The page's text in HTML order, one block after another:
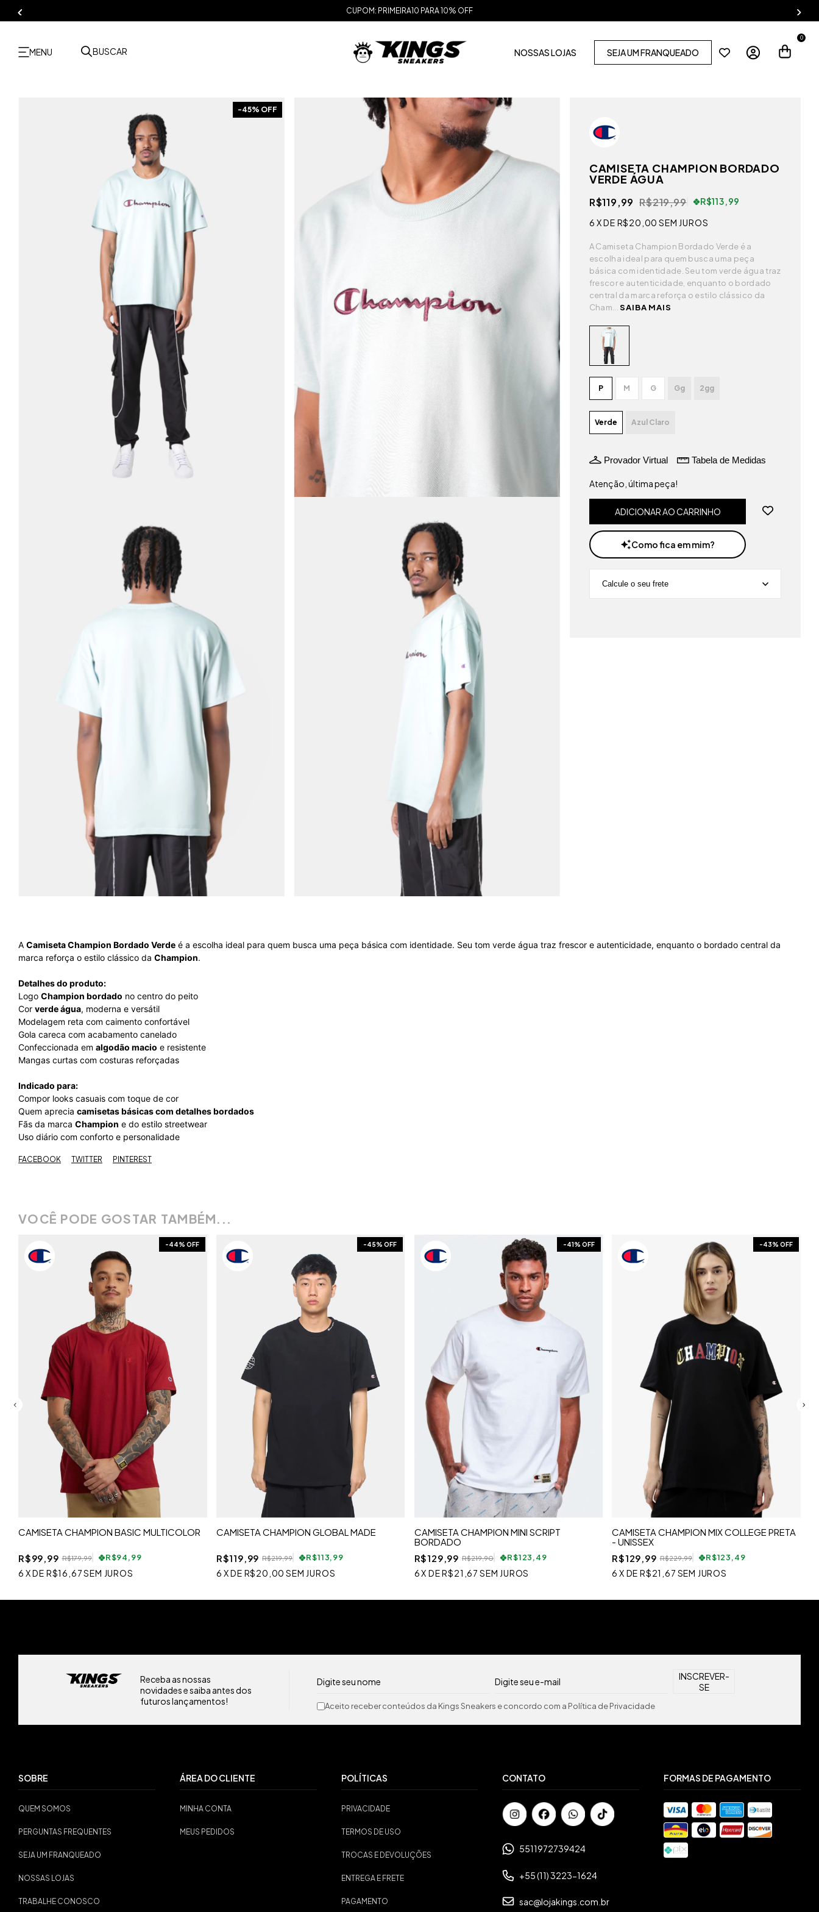
CUPOM: PRIMEIRA10 PARA 10% OFF
MENU BUSCAR NOSSAS LOJAS SEJA UM FRANQUEADO
0
-45% OFF
CAMISETA CHAMPION BORDADO
VERDE ÁGUA
R$119,99 R$219,99
R$113,99
6 X DE R$20,00 SEM JUROS
A Camiseta Champion Bordado Verde é a
escolha ideal para quem busca uma peça
básica com identidade. Seu tom verde água traz
frescor e autenticidade, enquanto o bordado
central da marca reforça o estilo clássico da
Cham...SAIBA MAIS
P M G Gg 2gg
Verde Azul Claro
Provador Virtual Tabela de Medidas
Atenção, última peça!
Como fica em mim?
Calcule o seu frete
A Camiseta Champion Bordado Verde é a escolha ideal para quem busca uma peça básica com identidade. Seu tom verde água traz frescor e autenticidade, enquanto o bordado central da
marca reforça o estilo clássico da Champion.
Detalhes do produto:
Logo Champion bordado no centro do peito
Cor verde água, moderna e versátil
Modelagem reta com caimento confortável
Gola careca com acabamento canelado
Confeccionada em algodão macio e resistente
Mangas curtas com costuras reforçadas
Indicado para:
Compor looks casuais com toque de cor
Quem aprecia camisetas básicas com detalhes bordados
Fãs da marca Champion e do estilo streetwear
Uso diário com conforto e personalidade
FACEBOOK TWITTER PINTEREST
VOCÊ PODE GOSTAR TAMBÉM...
-44% OFF
CAMISETA CHAMPION BASIC MULTICOLOR
R$99,99 R$179,99 R$94,99
6 XDE R$16,67SEM JUROS
-45% OFF
CAMISETA CHAMPION GLOBAL MADE
R$119,99 R$219,99 R$113,99
6 XDE R$20,00 SEM JUROS
-41 % OFF
CAMISETA CHAMPION MINI SCRIPT
BORDADO
R$129,99 R$219,90 R$123,49
6X DER$21,67 SEM JUROS
-43% OFF
CAMISETA CHAMPION MIX COLLEGE PRETA
- UNISSEX
R$129,99 R$229,99 R$123,49
6 X DER$21,67 SEM JUROS
Receba as nossas
novidades e saiba antes dos
futuros lançamentos!
Aceito receber conteúdos da Kings Sneakers e concordo com a Política de Privacidade
SOBRE
QUEM SOMOS
PERGUNTAS FREQUENTES
SEJA UM FRANQUEADO
NOSSAS LOJAS
TRABALHE CONOSCO
ÁREA DO CLIENTE
MINHA CONTA
MEUS PEDIDOS
POLÍTICAS
PRIVACIDADE
TERMOS DE USO
TROCAS E DEVOLUÇÕES
ENTREGA E FRETE
PAGAMENTO
CONTATO
5511972739424
+55 (11) 3223-1624
sac@lojakings.com.br
FORMAS DE PAGAMENTO